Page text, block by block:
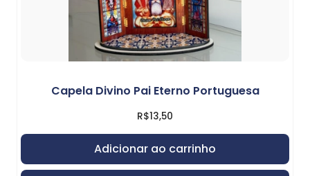
Capela Divino Pai Eterno Portuguesa
R$13,50
Adicionar ao carrinho